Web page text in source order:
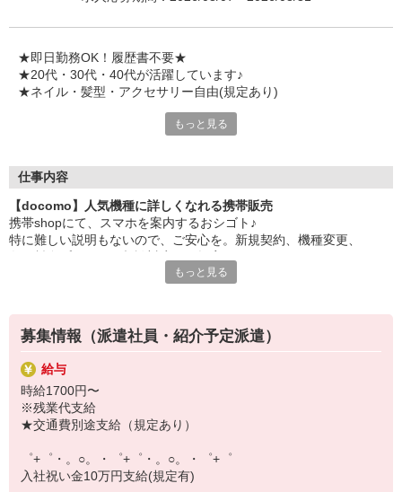
゜・。○。・゜+゜・。○。・゜+゜
★即日勤務OK！履歴書不要★
★20代・30代・40代が活躍しています♪
★ネイル・髪型・アクセサリー自由(規定あり)
シエロのスタッフは9割が未経験スタート。
ずっと先まで役に立ちます！
丁寧な研修もあるので、
みなさんから働きやすいと好評です♪
最新アプリ事情やお得なプラン、
スマホの裏ワザを学べるチャンス♪
￣￣￣￣￣￣￣￣￣￣￣
▼オフィスワーク
事務、経理、データ入力、コールセンター、受付
▼工場・製造・軽作業系
機械/食品製造・梱包・仕分け・加工・組立・検査
▼美容系
眉毛サロンのアイブロウ・ネイリスト・エステ
▼営業・販売
法人営業・アパレル販売・個別指導塾・人材紹介
▼人気案件も多数♪
短期・期間限定・オープニング・官公庁案件
もっと見る
仕事内容
【docomo】人気機種に詳しくなれる携帯販売
携帯shopにて、スマホを案内するおシゴト♪
特に難しい説明もないので、ご安心を。新規契約、機種変更、
満足度◎
■携帯やインターネット販売業務
docomo(ドコモ)/au(エーユー)・KDDI/softbank(ソフトバンク)など
の大手キャリアから
ワイモバイル(Y!mobille)、楽天モバイル、UQなど格安スマホまで幅
広く紹介可能♪
もっと見る
募集情報（派遣社員・紹介予定派遣）
給与
時給1700円〜
※残業代支給
★交通費別途支給（規定あり）
゜+゜・。○。・゜+゜・。○。・゜+゜
入社祝い金10万円支給(規定有)